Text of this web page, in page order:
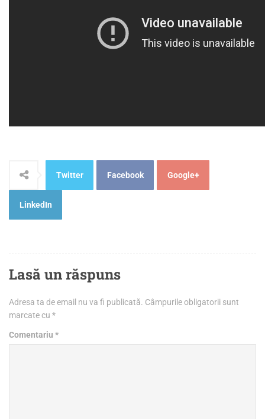
Twitter Facebook Google+
LinkedIn
Lasă un răspuns
Adresa ta de email nu va fi publicată. Câmpurile obligatorii sunt
marcate cu *
Comentariu *